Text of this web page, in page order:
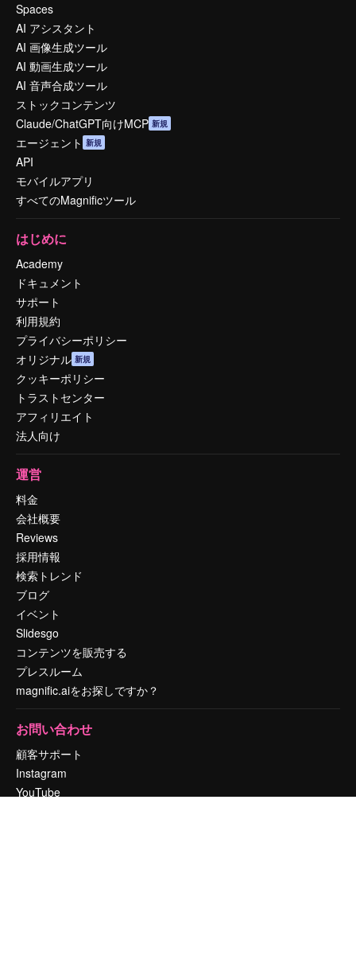
Spaces
AI アシスタント
AI 画像生成ツール
AI 動画生成ツール
AI 音声合成ツール
ストックコンテンツ
Claude/ChatGPT向けMCP 新規
エージェント 新規
API
モバイルアプリ
すべてのMagnificツール
はじめに
Academy
ドキュメント
サポート
利用規約
プライバシーポリシー
オリジナル 新規
クッキーポリシー
トラストセンター
アフィリエイト
法人向け
運営
料金
会社概要
Reviews
採用情報
検索トレンド
ブログ
イベント
Slidesgo
コンテンツを販売する
プレスルーム
magnific.aiをお探しですか？
お問い合わせ
顧客サポート
Instagram
YouTube